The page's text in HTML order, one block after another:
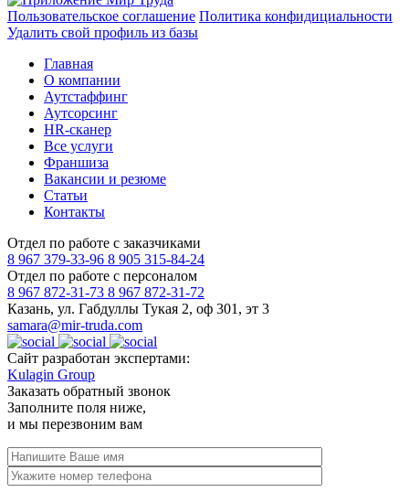
Пользовательское соглашение Политика конфидициальности
Удалить свой профиль из базы
Главная
О компании
Аутстаффинг
Аутсорсинг
HR-сканер
Все услуги
Франшиза
Вакансии и резюме
Статьи
Контакты
Отдел по работе с заказчиками
8 967 379-33-96 8 905 315-84-24
Отдел по работе с персоналом
8 967 872-31-73 8 967 872-31-72
Казань, ул. Габдуллы Тукая 2, оф 301, эт 3
samara@mir-truda.com
Сайт разработан экспертами:
Kulagin Group
Заказать обратный звонок
Заполните поля ниже,
и мы перезвоним вам